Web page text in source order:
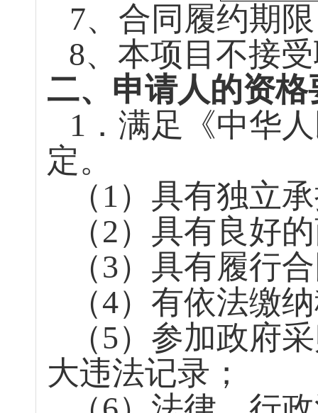
7、合同履约期
8、本项目不接
二、申请人的资格
1 ．满足《中华
定。
（ 1）具有独立
（2）具有良好
（3）具有履行
（4）有依法缴
（5）参加政府
大违法记录；